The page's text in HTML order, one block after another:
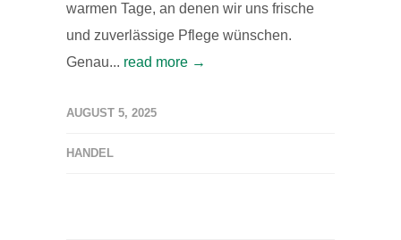
warmen Tage, an denen wir uns frische
und zuverlässige Pflege wünschen.
Genau... read more →
AUGUST 5, 2025
HANDEL